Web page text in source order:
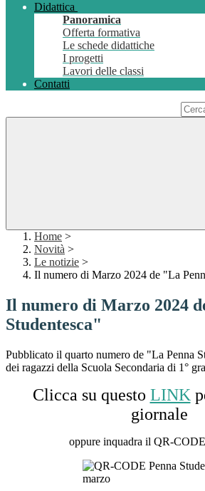
Didattica
Panoramica
Offerta formativa
Le schede didattiche
I progetti
Lavori delle classi
Contatti
Home >
Novità >
Le notizie >
Il numero di Marzo 2024 de "La
Il numero di Marzo 2024
Studentesca"
Pubblicato il quarto numero de "La Penna
dei ragazzi della Scuola Secondaria di 1°
Clicca su questo LINK
giornale
oppure inquadra il QR-